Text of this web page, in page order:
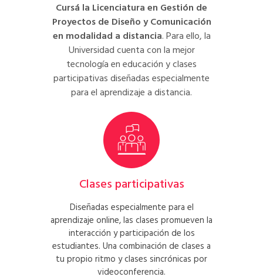
Cursá la Licenciatura en Gestión de
Proyectos de Diseño y Comunicación
en modalidad a distancia. Para ello, la
Universidad cuenta con la mejor
tecnología en educación y clases
participativas diseñadas especialmente
para el aprendizaje a distancia.
Clases participativas
Diseñadas especialmente para el
aprendizaje online, las clases promueven la
interacción y participación de los
estudiantes. Una combinación de clases a
tu propio ritmo y clases sincrónicas por
videoconferencia.